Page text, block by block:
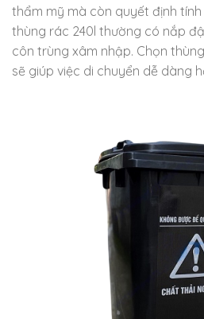
thẩm mỹ mà còn quyết định
thùng rác 240l thường có nắp
côn trùng xâm nhập. Chọn
sẽ giúp việc di chuyển dễ dàng